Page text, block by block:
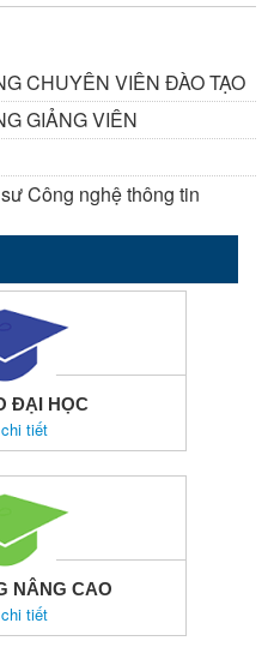
CHUYÊN VIÊN ĐÀO TẠO
GIẢNG VIÊN
Công nghệ thông tin
ĐẠI HỌC
tiết
NÂNG CAO
tiết